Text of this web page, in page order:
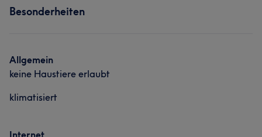
Portfolio
Was unsere Kunden über Tisch sagen
Talentiert
Besonderheiten
Allgemein
keine Haustiere erlaubt
klimatisiert
Internet